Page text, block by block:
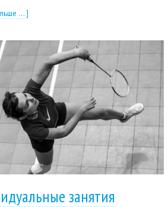
... ]
занятия